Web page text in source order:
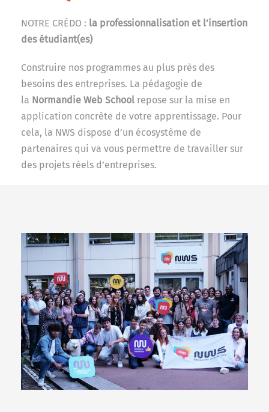
NOTRE CRÉDO : la professionnalisation et l’insertion
des étudiant(es)
Construire nos programmes au plus près des
besoins des entreprises. La pédagogie de
la Normandie Web School repose sur la mise en
application concrète de votre apprentissage. Pour
cela, la NWS dispose d’un écosystème de
partenaires qui va vous permettre de travailler sur
des projets réels d’entreprises.